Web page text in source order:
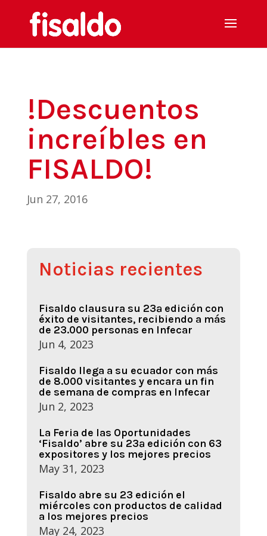
!Descuentos
increíbles en
FISALDO!
Jun 27, 2016
Noticias recientes
Fisaldo clausura su 23ª edición con
éxito de visitantes, recibiendo a más
de 23.000 personas en Infecar
Jun 4, 2023
Fisaldo llega a su ecuador con más
de 8.000 visitantes y encara un fin
de semana de compras en Infecar
Jun 2, 2023
La Feria de las Oportunidades
‘Fisaldo’ abre su 23ª edición con 63
expositores y los mejores precios
May 31, 2023
Fisaldo abre su 23 edición el
miércoles con productos de calidad
a los mejores precios
May 24, 2023